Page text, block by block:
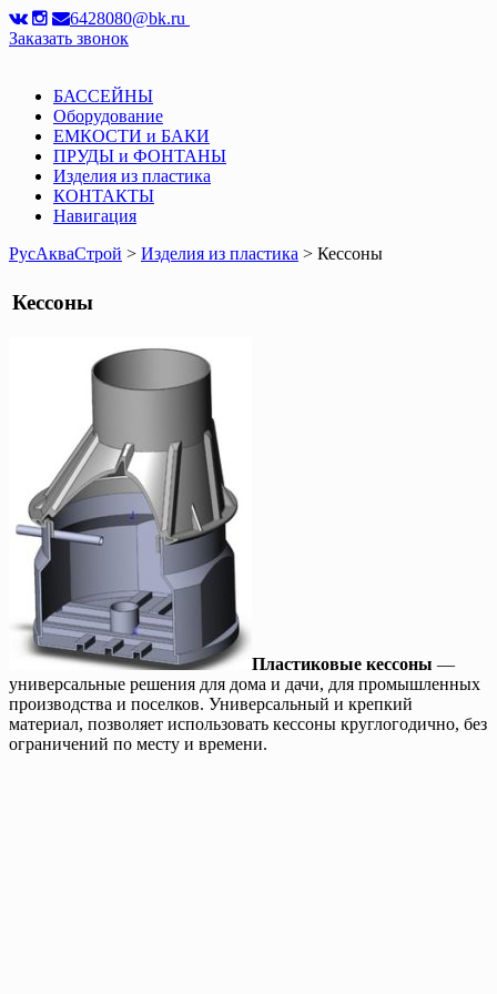
6428080@bk.ru
Заказать звонок
БАССЕЙНЫ
Оборудование
ЕМКОСТИ и БАКИ
ПРУДЫ и ФОНТАНЫ
Изделия из пластика
КОНТАКТЫ
Навигация
РусАкваСтрой > Изделия из пластика > Кессоны
Кессоны
Пластиковые кессоны —
универсальные решения для дома и дачи, для промышленных
производства и поселков. Универсальный и крепкий
материал, позволяет использовать кессоны круглогодично, без
ограничений по месту и времени.